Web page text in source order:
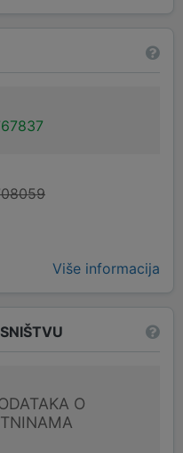
Više informacija
O